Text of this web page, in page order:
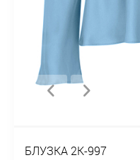
БЛУЗКА 2К-997